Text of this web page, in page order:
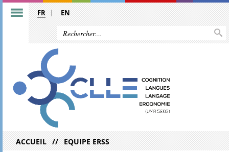
FR EN
ACCUEIL EQUIPE ERSS